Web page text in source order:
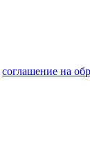
соглашение на